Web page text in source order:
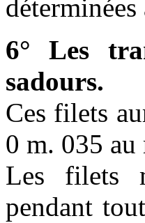
6° Les
sadours.
Ces filets
0 m. 035 au
Les filets
pendant